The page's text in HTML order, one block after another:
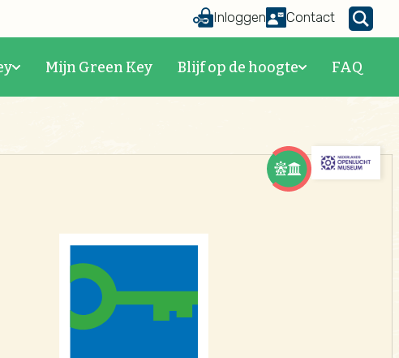
Inloggen Contact
Mijn Green Key Blijf op de hoogte FAQ